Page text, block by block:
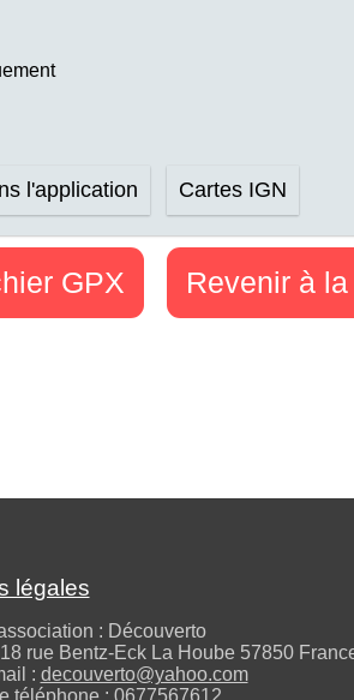
l'application Cartes IGN
GPX Revenir à
légales
: Découverto
rue Bentz-Eck La Hoube 57850
: decouverto@yahoo.com
téléphone : 0677567612